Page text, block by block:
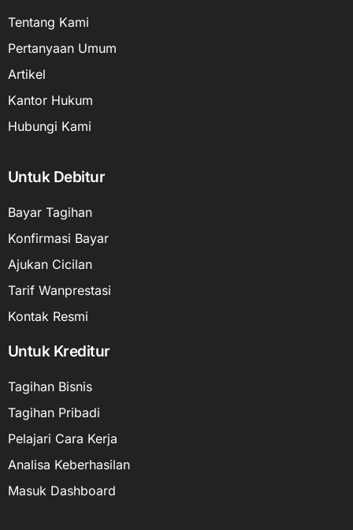
Tentang Kami
Pertanyaan Umum
Artikel
Kantor Hukum
Hubungi Kami
Untuk Debitur
Bayar Tagihan
Konfirmasi Bayar
Ajukan Cicilan
Tarif Wanprestasi
Kontak Resmi
Untuk Kreditur
Tagihan Bisnis
Tagihan Pribadi
Pelajari Cara Kerja
Analisa Keberhasilan
Masuk Dashboard